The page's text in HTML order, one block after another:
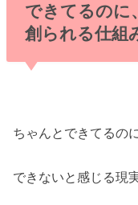
できてるのに
創られる仕組
ちゃんとできてるのに
できないと感じる現